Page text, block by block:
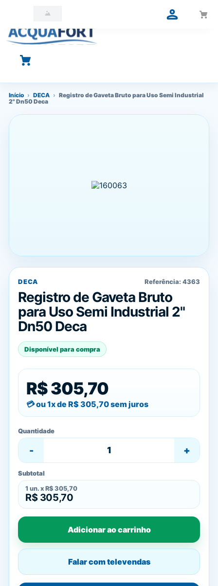
O que você está procurando?
Início › DECA › Registro de Gaveta Bruto para Uso Semi Industrial
2" Dn50 Deca
DECA Referência: 4363
Registro de Gaveta Bruto
para Uso Semi Industrial 2"
Dn50 Deca
Disponível para compra
R$ 305,70
ou 1x de R$ 305,70sem juros
Quantidade
- +
Subtotal
1 un. x R$ 305,70
R$ 305,70
Adicionar ao carrinho
Falar com televendas